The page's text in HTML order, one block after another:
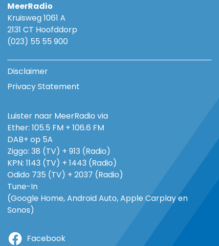
MeerRadio
Kruisweg 1061 A
2131 CT Hoofddorp
(023) 55 55 900
Disclaimer
Privacy Statement
Luister naar MeerRadio via
Ether: 105.5 FM + 106.6 FM
DAB+ op 5A
Ziggo: 38 (TV) + 913 (Radio)
KPN: 1143 (TV) + 1443 (Radio)
Odido 735 (TV) + 2037 (Radio)
Tune-In
(Google Home, Android Auto, Apple Carplay en
Sonos)
Facebook